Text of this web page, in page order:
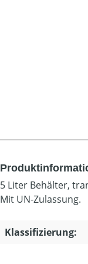
5 Liter Behälter,
Mit UN-Zulassung.
Klassifizierung: